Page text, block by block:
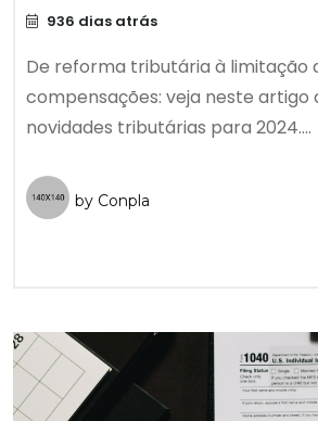
936 dias atrás
De reforma tributária à limitação
compensações: veja neste artigo
novidades tributárias para 2024....
by Conpla